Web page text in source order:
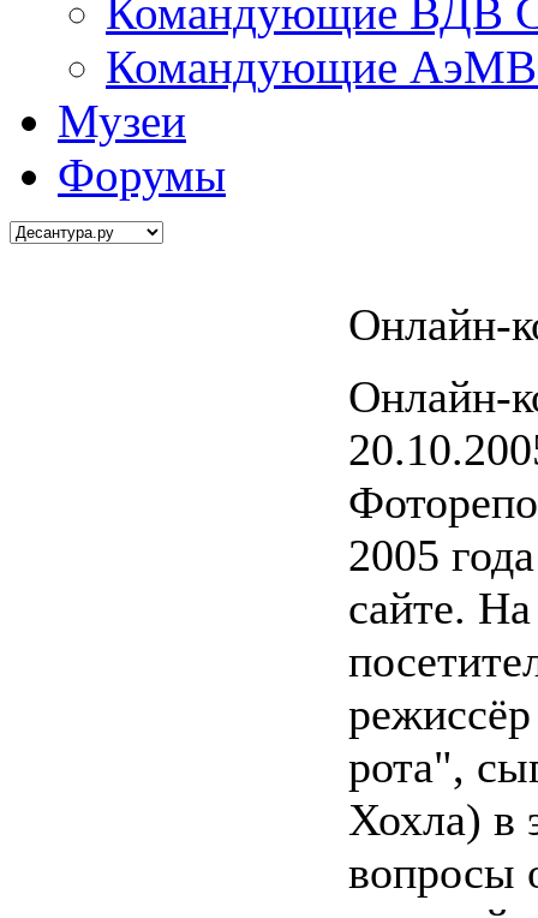
Командующие ВДВ
Командующие АэМВ
Музеи
Форумы
Онлайн-
Онлайн-
2005
сайте.
рота",
Хохла) в
вопросы